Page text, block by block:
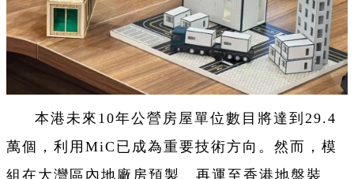
本港未來10年公營房屋單位數目將達到29.4
萬個，利用MiC已成為重要技術方向。然而，模
組在大灣區內地廠房預製、再運至香港地盤裝